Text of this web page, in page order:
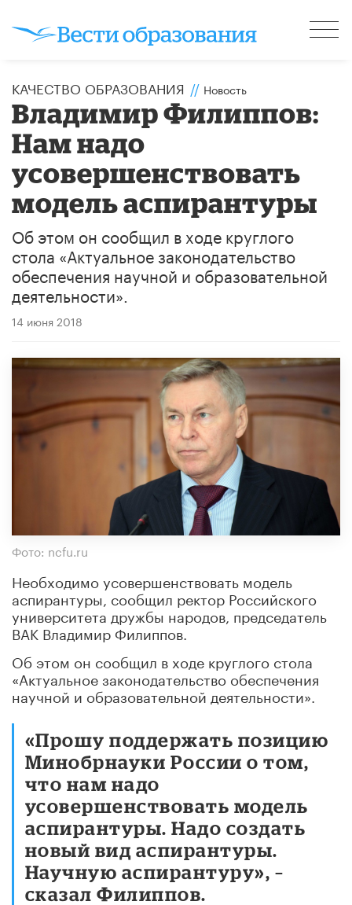
КАЧЕСТВО ОБРАЗОВАНИЯ // Новость
Владимир Филиппов:
Нам надо
усовершенствовать
модель аспирантуры
Об этом он сообщил в ходе круглого
стола «Актуальное законодательство
обеспечения научной и образовательной
деятельности».
14 июня 2018
Фото: ncfu.ru
Необходимо усовершенствовать модель
аспирантуры, сообщил ректор Российского
университета дружбы народов, председатель
ВАК Владимир Филиппов.
Об этом он сообщил в ходе круглого стола
«Актуальное законодательство обеспечения
научной и образовательной деятельности».
«Прошу поддержать позицию
Минобрнауки России о том,
что нам надо
усовершенствовать модель
аспирантуры. Надо создать
новый вид аспирантуры.
Научную аспирантуру», –
сказал Филиппов.